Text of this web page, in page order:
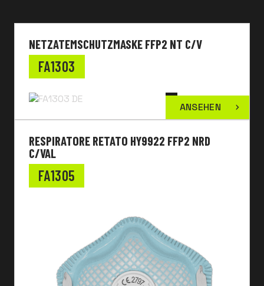
NETZATEMSCHUTZMASKE FFP2 NT C/V
FA1303
ANSEHEN
RESPIRATORE RETATO HY9922 FFP2 NRD
C/VAL
FA1305